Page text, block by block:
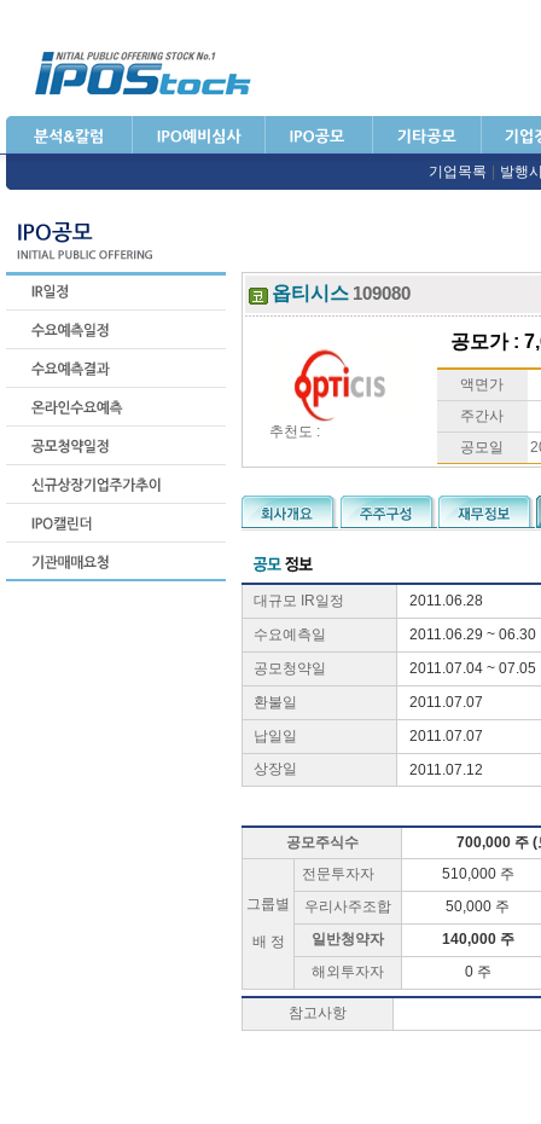
기업목록 발행
옵티시스 109080
추천도 :
공모가 :
액면가
주간사
공모일
대규모 IR일정
2011.06.28
수요예측일
2011.06.29 ~ 06.30
공모청약일
2011.07.04 ~ 07.05
환불일
2011.07.07
납일일
2011.07.07
상장일
2011.07.12
공모주식수 700,000 주
그룹별
배 정
전문투자자
510,000 주
우리사주조합
50,000 주
일반청약자
140,000 주
해외투자자
0 주
참고사항